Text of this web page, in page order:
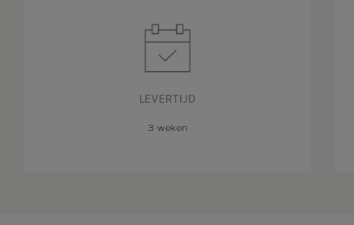
LEVERTIJD
3 weken